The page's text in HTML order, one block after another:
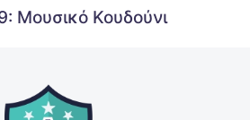
Μουσικό Κουδούνι